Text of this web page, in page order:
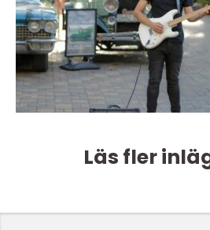
Läs fler